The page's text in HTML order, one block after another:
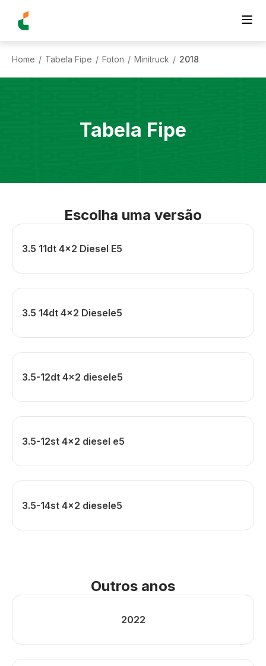
Home / Tabela Fipe / Foton / Minitruck / 2018
Tabela Fipe
Escolha uma versão
3.5 11dt 4x2 Diesel E5
3.5 14dt 4x2 Diesele5
3.5-12dt 4x2 diesele5
3.5-12st 4x2 diesel e5
3.5-14st 4x2 diesele5
Outros anos
2022